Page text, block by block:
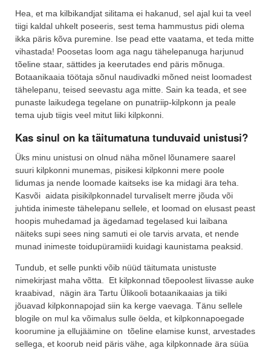
Hea, et ma kilbikandjat silitama ei hakanud, sel ajal kui ta veel
tiigi kaldal uhkelt poseeris, sest tema hammustus pidi olema
ikka päris kõva puremine. Ise pead ette vaatama, et teda mitte
vihastada! Poosetas loom aga nagu tähelepanuga harjunud
tõeline staar, sättides ja keerutades end päris mõnuga.
Botaanikaaia töötaja sõnul naudivadki mõned neist loomadest
tähelepanu, teised seevastu aga mitte. Sain ka teada, et see
punaste laikudega tegelane on punatriip-kilpkonn ja peale
tema ujub tiigis veel mitut liiki kilpkonni.
Kas sinul on ka täitumatuna tunduvaid unistusi?
Üks minu unistusi on olnud näha mõnel lõunamere saarel
suuri kilpkonni munemas, pisikesi kilpkonni mere poole
lidumas ja nende loomade kaitseks ise ka midagi ära teha.
Kasvõi aidata pisikilpkonnadel turvaliselt merre jõuda või
juhtida inimeste tähelepanu sellele, et loomad on elusast peast
hoopis muhedamad ja ägedamad tegelased kui laibana
näiteks supi sees ning samuti ei ole tarvis arvata, et nende
munad inimeste toidupüramiidi kuidagi kaunistama peaksid.
Tundub, et selle punkti võib nüüd täitumata unistuste
nimekirjast maha võtta. Et kilpkonnad tõepoolest liivasse auke
kraabivad, nägin ära Tartu Ülikooli botaanikaaias ja tiiki
jõuavad kilpkonnapojad siin ka kerge vaevaga. Tänu sellele
blogile on mul ka võimalus sulle öelda, et kilpkonnapoegade
koorumine ja ellujäämine on tõeline elamise kunst, arvestades
sellega, et koorub neid päris vähe, aga kilpkonnade ära süüa